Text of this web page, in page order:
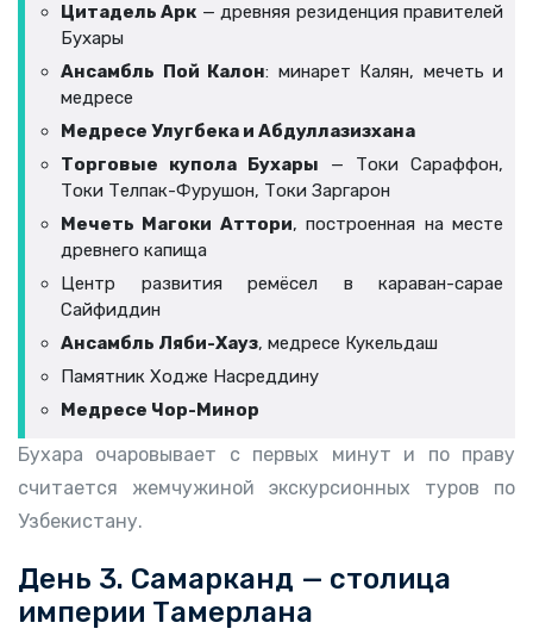
Цитадель Арк — древняя резиденция правителей
Бухары
Ансамбль Пой Калон: минарет Калян, мечеть и
медресе
Медресе Улугбека и Абдуллазизхана
Торговые купола Бухары — Токи Сараффон,
Токи Телпак-Фурушон, Токи Заргарон
Мечеть Магоки Аттори, построенная на месте
древнего капища
Центр развития ремёсел в караван-сарае
Сайфиддин
Ансамбль Ляби-Хауз, медресе Кукельдаш
Памятник Ходже Насреддину
Медресе Чор-Минор
Бухара очаровывает с первых минут и по праву
считается жемчужиной экскурсионных туров по
Узбекистану.
День 3. Самарканд — столица
империи Тамерлана